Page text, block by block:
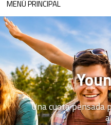
MENÚ PRINCIPAL
Una cuota pensada